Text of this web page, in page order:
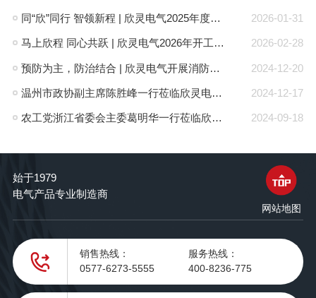
2026-01-31
同“欣”同行 智领新程 | 欣灵电气2025年度表彰总结大会暨新年酒会成功举办！
2026-02-28
马上欣程 同心共跃 | 欣灵电气2026年开工大吉！
2024-12-20
预防为主，防治结合 | 欣灵电气开展消防应急预案演练活动
2024-12-17
温州市政协副主席陈胜峰一行莅临欣灵电气调研指导
2024-09-18
农工党浙江省委会主委葛明华一行莅临欣灵电气考察调研
始于1979
电气产品专业制造商
网站地图
销售热线：
0577-6273-5555
服务热线：
400-8236-775